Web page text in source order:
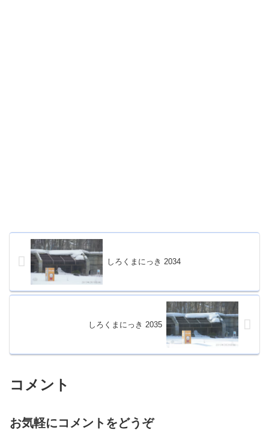
しろくまにっき 2034
しろくまにっき 2035
コメント
お気軽にコメントをどうぞ